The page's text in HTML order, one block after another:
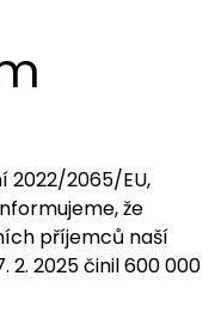
2022/2065/EU,
že
příjemců naší
2. 2025 činil 600 000